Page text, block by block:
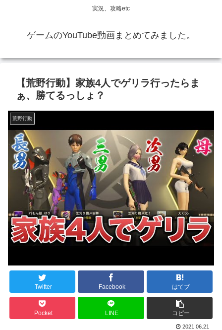
実況、攻略etc
ゲームのYouTube動画まとめてみました。
【荒野行動】家族4人でゲリラ行ったらま
ぁ、勝てるっしょ？
荒野行動
Twitter Facebook はてブ
Pocket LINE コピー
2021.06.21